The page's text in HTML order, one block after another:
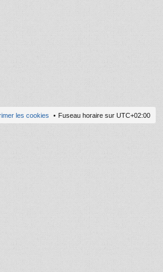
Fuseau horaire sur UTC+02:00
les cookies